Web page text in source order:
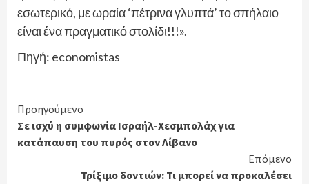
εσωτερικό, με ωραία ‘πέτρινα γλυπτά’ το σπήλαιο
είναι ένα πραγματικό στολίδι!!!».
Πηγή: economistas
Continue
Reading
Προηγούμενο
Σε ισχύ η συμφωνία Ισραήλ-Χεσμπολάχ για
κατάπαυση του πυρός στον Λίβανο
Επόμενο
Τρίξιμο δοντιών: Τι μπορεί να προκαλέσει